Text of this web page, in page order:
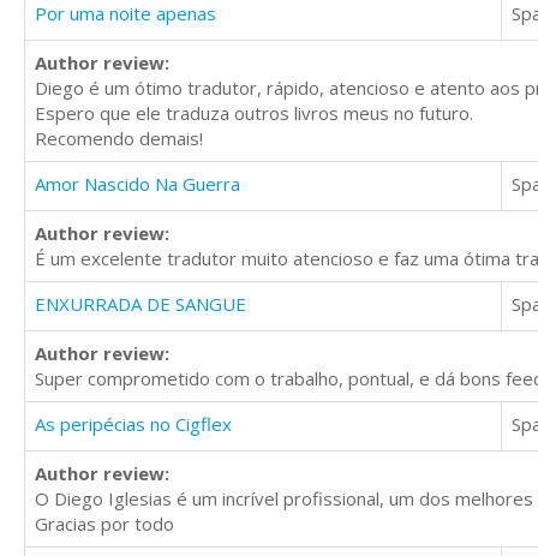
Por uma noite apenas
Author review:
Diego é um ótimo tradutor, rápido, atencioso e atento aos
Espero que ele traduza outros livros meus no futuro.
Recomendo demais!
Amor Nascido Na Guerra
Author review:
É um excelente tradutor muito atencioso e faz uma ótima
ENXURRADA DE SANGUE
Author review:
Super comprometido com o trabalho, pontual, e dá bons
As peripécias no Cigflex
Author review:
O Diego Iglesias é um incrível profissional, um dos
Gracias por todo